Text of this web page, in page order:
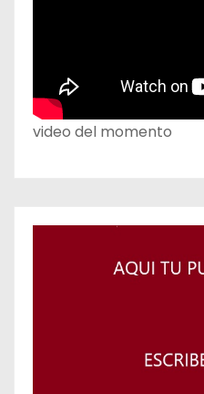
video del momento